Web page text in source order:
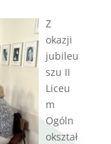
Z
okazji
jubileu
szu II
Liceu
m
Ogóln
okształ